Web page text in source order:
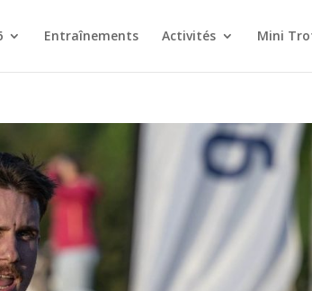
Entraînements Activités Mini